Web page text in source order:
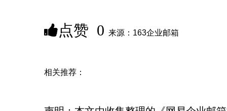
点赞 0 来源：163企业邮箱
相关推荐：